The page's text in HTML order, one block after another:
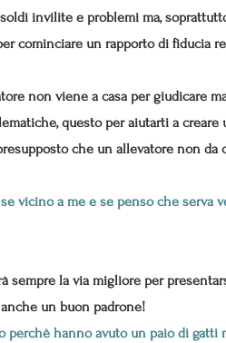
invilite e problemi ma,
cominciare un rapporto di fiducia
non viene a casa per giudicare
questo per aiutarti a creare
che un allevatore non da
vicino a me e se penso che serva
sempre la via migliore per
un buon padrone!
hanno avuto un paio di gatti